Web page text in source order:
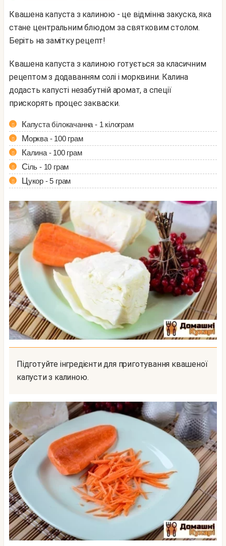
Квашена капуста з калиною - це відмінна закуска, яка
стане центральним блюдом за святковим столом.
Беріть на замітку рецепт!
Квашена капуста з калиною готується за класичним
рецептом з додаванням солі і морквини. Калина
додасть капусті незабутній аромат, а спеції
прискорять процес закваски.
Капуста білокачанна - 1 кілограм
Морква - 100 грам
Калина - 100 грам
Сіль - 10 грам
Цукор - 5 грам
Підготуйте інгредієнти для приготування квашеної
капусти з калиною.